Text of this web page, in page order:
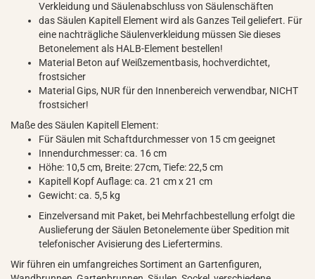
Verkleidung und Säulenabschluss von Säulenschäften
das Säulen Kapitell Element wird als Ganzes Teil geliefert. Für
eine nachträgliche Säulenverkleidung müssen Sie dieses
Betonelement als HALB-Element bestellen!
Material Beton auf Weißzementbasis, hochverdichtet,
frostsicher
Material Gips, NUR für den Innenbereich verwendbar, NICHT
frostsicher!
Maße des Säulen Kapitell Element:
Für Säulen mit Schaftdurchmesser von 15 cm geeignet
Innendurchmesser: ca. 16 cm
Höhe: 10,5 cm, Breite: 27cm, Tiefe: 22,5 cm
Kapitell Kopf Auflage: ca. 21 cm x 21 cm
Gewicht: ca. 5,5 kg
Einzelversand mit Paket, bei Mehrfachbestellung erfolgt die
Auslieferung der Säulen Betonelemente über Spedition mit
telefonischer Avisierung des Liefertermins.
Wir führen ein umfangreiches Sortiment an Gartenfiguren,